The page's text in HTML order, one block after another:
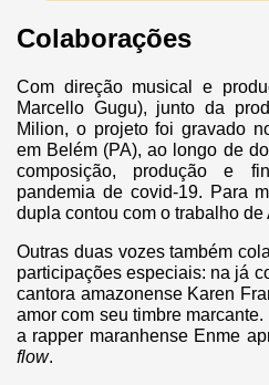
Colaborações
Com direção musical e
Marcello Gugu), junto da
Milion, o projeto foi gravado
em Belém (PA), ao longo de
composição, produção e
pandemia de covid-19. Para
dupla contou com o trabalho
Outras duas vozes também
participações especiais: na já
cantora amazonense Karen
amor com seu timbre marcante.
a rapper maranhense Enme
flow.